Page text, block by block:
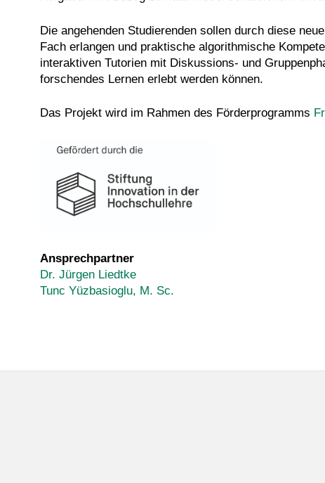
Die angehenden Studierenden sollen durch diese
Fach erlangen und praktische algorithmische
interaktiven Tutorien mit Diskussions- und
forschendes Lernen erlebt werden können.
Das Projekt wird im Rahmen des Förderprogramms
Ansprechpartner
Dr. Jürgen Liedtke
Tunc Yüzbasioglu, M. Sc.